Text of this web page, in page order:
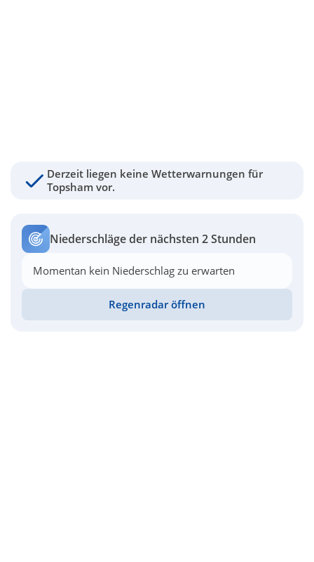
Derzeit liegen keine Wetterwarnungen für
Topsham vor.
Niederschläge der nächsten 2 Stunden
Momentan kein Niederschlag zu erwarten
Regenradar öffnen